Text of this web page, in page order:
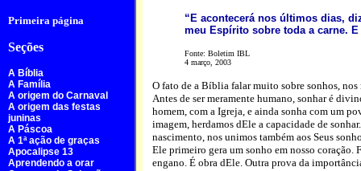
Primeira página
Seções
A Bíblia
A Família
A origem do Carnaval
A origem das festas
juninas
A Páscoa
A 1ª ação de graças
Apocalipse 13
Aprendendo a orar
“E acontecerá nos últimos dias,
meu Espírito sobre toda a carne.
Fonte: Boletim IBL
4 março, 2003
O fato de a Bíblia falar muito sobre sonhos,
Antes de ser meramente humano, sonhar é
homem, com a Igreja, e ainda sonha com um
imagem, herdamos dEle a capacidade de
nascimento, nos unimos também aos Seus
Ele primeiro gera um sonho em nosso coração.
engano. É obra dEle. Outra prova da